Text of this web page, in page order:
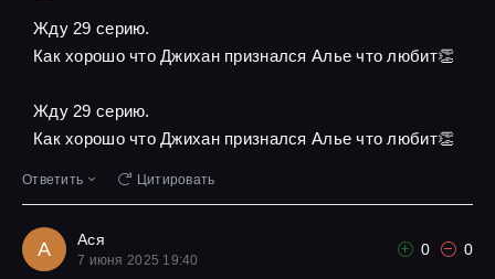
Жду 29 серию.
Как хорошо что Джихан признался Алье что любит👏
Жду 29 серию.
Как хорошо что Джихан признался Алье что любит👏
Ответить Цитировать
А Ася
7 июня 2025 19:40
0 0